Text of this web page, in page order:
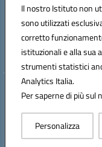
Il nostro Istituto non
sono utilizzati
corretto
istituzionali e alla sua
strumenti statistici
Analytics Italia.
Per saperne di più sul
Personalizza
Codice fiscale:
Codice meccanografico:
Codice Indice delle
Codice unico di
Hosting